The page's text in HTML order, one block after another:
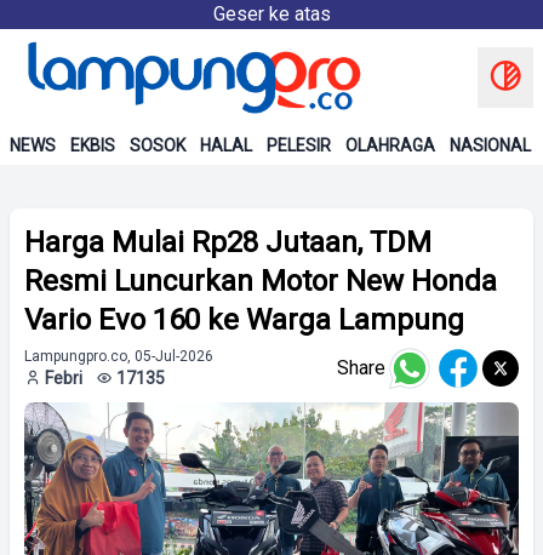
Geser ke atas
NEWS EKBIS SOSOK HALAL PELESIR OLAHRAGA NASIONAL
Harga Mulai Rp28 Jutaan, TDM
Resmi Luncurkan Motor New Honda
Vario Evo 160 ke Warga Lampung
Lampungpro.co, 05-Jul-2026
Febri 17135 Share